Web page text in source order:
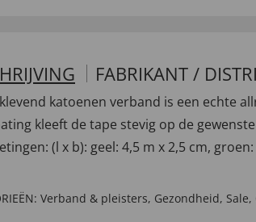
FABRIKANT /
katoenen verband is een echte
kleeft de tape stevig op de
(l x b): geel: 4,5 m x 2,5 cm,
Verband & pleisters, Gezondheid, Sale,